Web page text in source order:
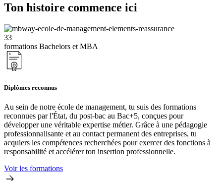
Ton histoire commence ici
33
formations Bachelors et MBA
Diplômes reconnus
Au sein de notre école de management, tu suis des formations
reconnues par l'État, du post-bac au Bac+5, conçues pour
développer une véritable expertise métier. Grâce à une pédagogie
professionnalisante et au contact permanent des entreprises, tu
acquiers les compétences recherchées pour exercer des fonctions à
responsabilité et accélérer ton insertion professionnelle.
Voir les formations